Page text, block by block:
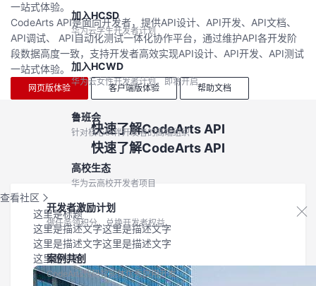
加入HCSD
华为云学生开发者计划
加入HCWD
华为云女性开发者计划，即将开启
鲁班会
针对核心伙伴开发者的高端组织
高校生态
华为云高校开发者项目
查看社区
开发者激励计划
做任务领积分，兑换开发者权益
案例共创
CodeArts代码智能体优秀应用开发
一站式体验。
CodeArts API是面向开发者，提供API设计、API开发、API文档、
API调试、 API自动化测试一体化协作平台，通过维护API各开发阶
段数据高度一致，支持开发者高效实现API设计、API开发、API测试
一站式体验。
网页版体验 客户端版体验 帮助文档
快速了解CodeArts API
快速了解CodeArts API
这里是标题
这里是描述文字这里是描述文字
这里是描述文字这里是描述文字
这里是标题